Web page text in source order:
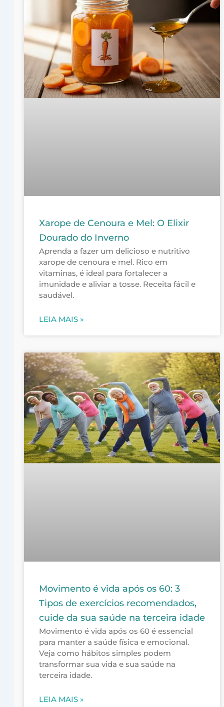
Xarope de Cenoura e Mel: O Elixir
Dourado do Inverno
Aprenda a fazer um delicioso e nutritivo
xarope de cenoura e mel. Rico em
vitaminas, é ideal para fortalecer a
imunidade e aliviar a tosse. Receita fácil e
saudável.
LEIA MAIS »
Movimento é vida após os 60: 3
Tipos de exercícios recomendados,
cuide da sua saúde na terceira idade
Movimento é vida após os 60 é essencial
para manter a saúde física e emocional.
Veja como hábitos simples podem
transformar sua vida e sua saúde na
terceira idade.
LEIA MAIS »